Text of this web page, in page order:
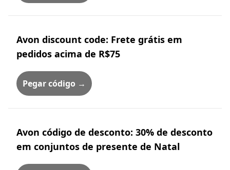
Avon discount code: Frete grátis em
pedidos acima de R$75
Pegar código →
Avon código de desconto: 30% de desconto
em conjuntos de presente de Natal